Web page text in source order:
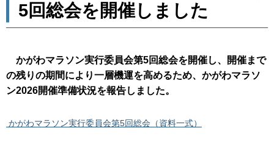
5回総会を開催しました
かがわマラソン実行委員会第5回総会を開催し、開催まで
の残りの期間により一層機運を高めるため、かがわマラソ
ン2026開催準備状況を報告しました。
かがわマラソン実行委員会第5回総会（資料一式）